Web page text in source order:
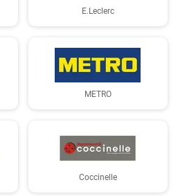
E.Leclerc
METRO
Coccinelle